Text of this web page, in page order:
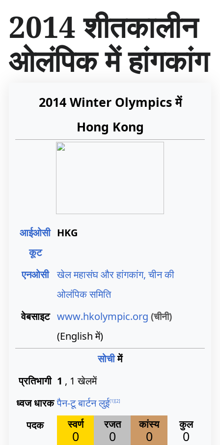
म
ग्री
प
जा
एँ
2014 शीतकालीन
ओलंपिक में हांगकांग
2014 Winter Olympics में
Hong Kong
आईओसी
कूट
HKG
एनओसी
खेल महासंघ और हांगकांग, चीन की
ओलंपिक समिति
वेबसाइट www.hkolympic.org (चीनी)
(English में)
सोचीमें
प्रतिभागी 1 , 1 खेलमें
ध्वज धारक पैन-टू बार्टन लुई[1][2]
पदक स्वर्ण रजत कांस्य कुल
0 0 0 0